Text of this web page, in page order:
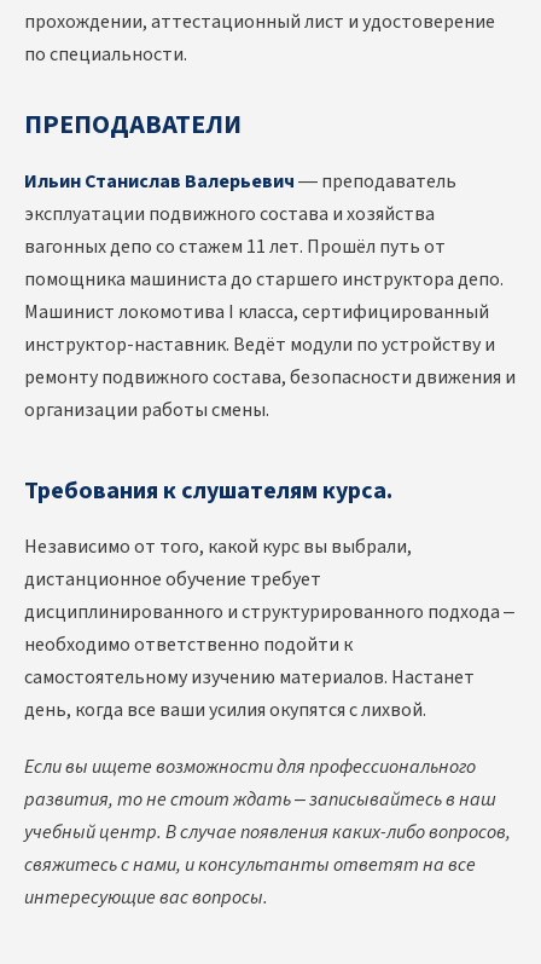
прохождении, аттестационный лист и удостоверение
по специальности.
ПРЕПОДАВАТЕЛИ
Ильин Станислав Валерьевич— преподаватель
эксплуатации подвижного состава и хозяйства
вагонных депо со стажем 11 лет. Прошёл путь от
помощника машиниста до старшего инструктора депо.
Машинист локомотива I класса, сертифицированный
инструктор-наставник. Ведёт модули по устройству и
ремонту подвижного состава, безопасности движения и
организации работы смены.
Требования к слушателям курса.
Независимо от того, какой курс вы выбрали,
дистанционное обучение требует
дисциплинированного и структурированного подхода –
необходимо ответственно подойти к
самостоятельному изучению материалов. Настанет
день, когда все ваши усилия окупятся с лихвой.
Если вы ищете возможности для профессионального
развития, то не стоит ждать – записывайтесь в наш
учебный центр. В случае появления каких-либо вопросов,
свяжитесь с нами, и консультанты ответят на все
интересующие вас вопросы.